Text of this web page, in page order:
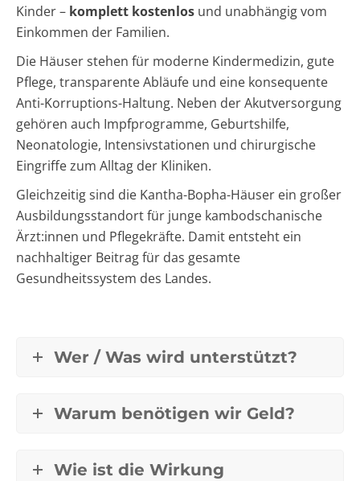
Kinder – komplett kostenlos und unabhängig vom
Einkommen der Familien.
Die Häuser stehen für moderne Kindermedizin, gute
Pflege, transparente Abläufe und eine konsequente
Anti-Korruptions-Haltung. Neben der Akutversorgung
gehören auch Impfprogramme, Geburtshilfe,
Neonatologie, Intensivstationen und chirurgische
Eingriffe zum Alltag der Kliniken.
Gleichzeitig sind die Kantha-Bopha-Häuser ein großer
Ausbildungsstandort für junge kambodschanische
Ärzt:innen und Pflegekräfte. Damit entsteht ein
nachhaltiger Beitrag für das gesamte
Gesundheitssystem des Landes.
Wer / Was wird unterstützt?
Warum benötigen wir Geld?
Wie ist die Wirkung